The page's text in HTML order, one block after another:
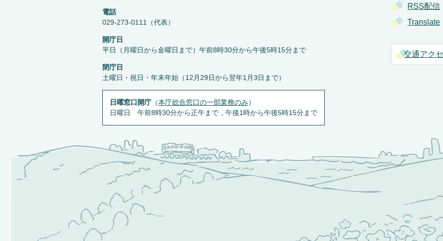
RSS配信
Translate
交通アク
電話
029-273-0111（代表）
開庁日
平日（月曜日から金曜日まで）午前8時30分から午後5時15分まで
閉庁日
土曜日・祝日・年末年始（12月29日から翌年1月3日まで）
日曜窓口開庁 （本庁総合窓口の一部業務のみ）
日曜日 午前8時30分から正午まで，午後1時から午後5時15分まで